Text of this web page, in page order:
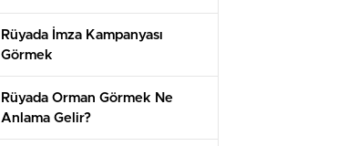
Rüyada İmza Kampanyası
Görmek
Rüyada Orman Görmek Ne
Anlama Gelir?